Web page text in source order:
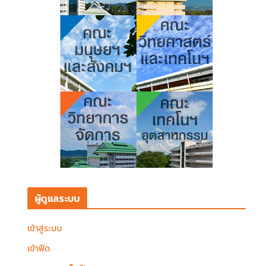
ผู้ดูแลระบบ
เข้าสู่ระบบ
เข้าฟีด